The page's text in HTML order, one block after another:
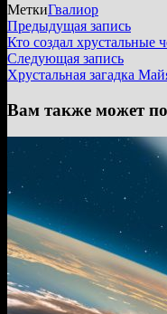
МеткиГвалиор
Навигация
по
записям
Предыдущая запись
Кто создал хрустальные
Следующая запись
запись:
Хрустальная загадка
Вам также может